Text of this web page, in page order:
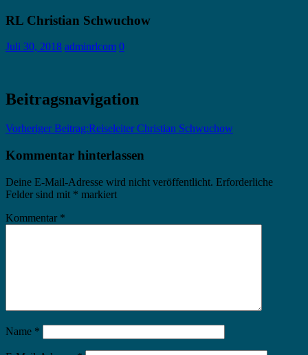
RL Christian Schwuchow
Juli 30, 2018 adminrlcom 0
Beitragsnavigation
Vorheriger Beitrag:Reiseleiter Christian Schwuchow
Kommentar hinterlassen
Deine E-Mail-Adresse wird nicht veröffentlicht. Erforderliche
Felder sind mit * markiert
Kommentar *
Name *